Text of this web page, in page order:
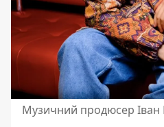
Музичний продюсер Іван